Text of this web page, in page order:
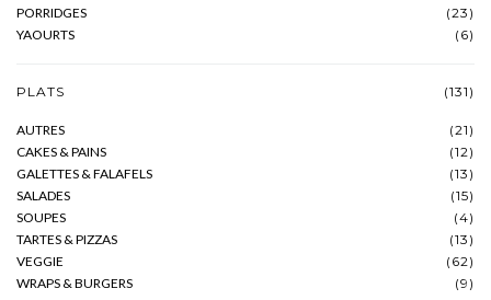
PORRIDGES
(23)
YAOURTS
(6)
PLATS (131)
AUTRES
(21)
CAKES & PAINS
(12)
GALETTES & FALAFELS
(13)
SALADES
(15)
SOUPES
(4)
TARTES & PIZZAS
(13)
VEGGIE
(62)
WRAPS & BURGERS
(9)